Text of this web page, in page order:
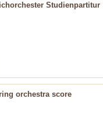
Studienpartitur
orchestra score